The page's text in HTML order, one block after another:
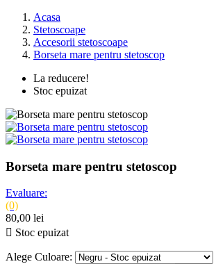
Acasa
Stetoscoape
Accesorii stetoscoape
Borseta mare pentru stetoscop
La reducere!
Stoc epuizat
Borseta mare pentru stetoscop
Evaluare:
(0)
80,00 lei
 Stoc epuizat
Alege Culoare: